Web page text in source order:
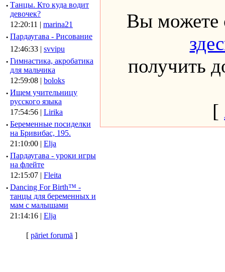
· Танцы. Кто куда водит
девочек?
12:20:11 | marina21
· Пардаугава - Рисование
12:46:33 | svvipu
· Гимнастика, акробатика
для мальчика
12:59:08 | boloks
· Ищем учительницу
русского языка
17:54:56 | Lirika
· Беременные посиделки
на Бривибас, 195.
21:10:00 | Elja
· Пардаугава - уроки игры
на флейте
12:15:07 | Fleita
· Dancing For Birth™ -
танцы для беременных и
мам с малышами
21:14:16 | Elja
[pāriet forumā ]
Вы можете
получить
[